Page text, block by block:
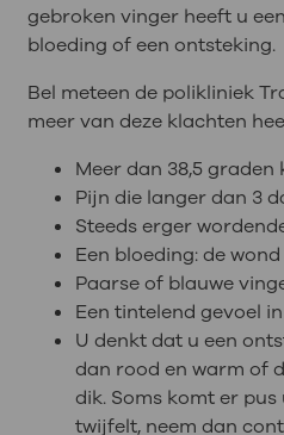
gebroken vinger heeft u
bloeding of een ontsteking.
Bel meteen de polikliniek
meer van deze klachten
Meer dan 38,5 graden
Pijn die langer dan 3
Steeds erger
Een bloeding: de
Paarse of blauwe
Een tintelend gevoel
U denkt dat u een
dan rood en warm of
dik. Soms komt er pus
twijfelt, neem dan